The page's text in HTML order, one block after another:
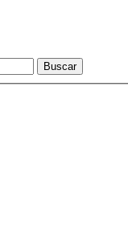
Buscar